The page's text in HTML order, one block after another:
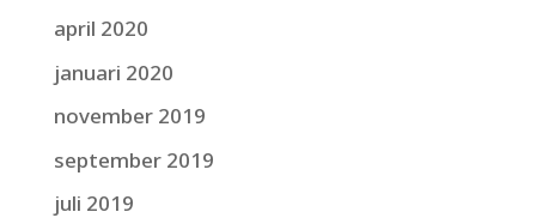
april 2020
januari 2020
november 2019
september 2019
juli 2019